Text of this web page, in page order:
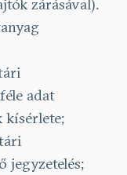
zárásával).
adat
kísérlete;
jegyzetelés;